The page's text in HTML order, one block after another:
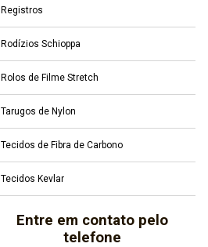
Registros
Rodízios Schioppa
Rolos de Filme Stretch
Tarugos de Nylon
Tecidos de Fibra de Carbono
Tecidos Kevlar
Entre em contato pelo
telefone